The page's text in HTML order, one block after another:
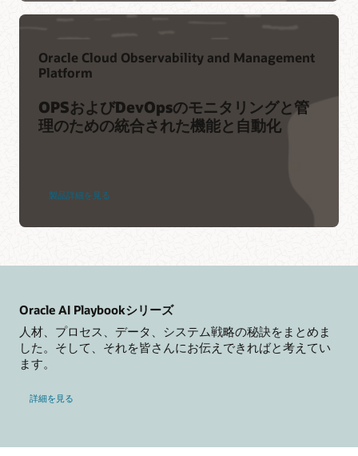
Oracle Cloud Observability and Management
Platform
OPSおよびDevOpsのモニタリングと管
理のための統合された機能と自動化
製品詳細を見る
Oracle AI Playbookシリーズ
人材、プロセス、データ、システム戦略の秘訣をまとめま
した。そして、それを皆さんにお伝えできればと考えてい
ます。
詳細を見る